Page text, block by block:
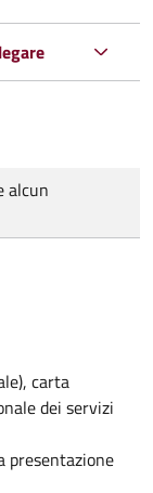
alcun
carta
dei servizi
presentazione